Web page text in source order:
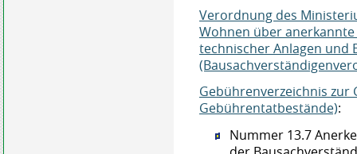
Verordnung des
Wohnen über
technischer Anlagen und
Gebührenverzeichnis zur
Gebührentatbestände):
Nummer 13.7